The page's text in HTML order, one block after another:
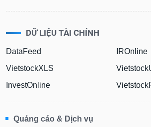
DỮ LIỆU TÀI CHÍNH
DataFeed
VietstockXLS
InvestOnline
IROnline
Quảng cáo & Dịch vụ